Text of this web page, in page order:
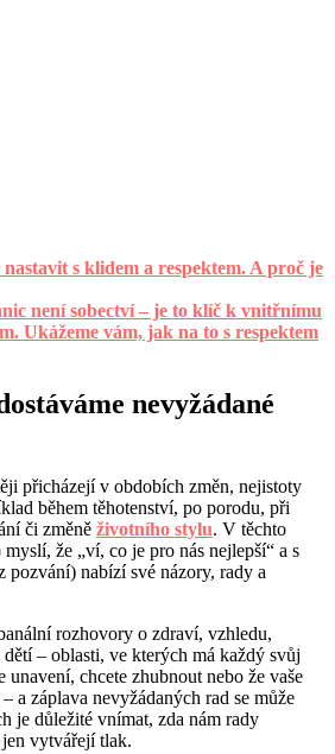
s klidem a respektem. A proč je
není sobectví – je to klíč k vnitřnímu
Ukážeme vám, jak na to s respektem
nevyžádané
přicházejí v obdobích změn, nejistoty
během těhotenství, po porodu, při
či změně životního stylu. V těchto
že „ví, co je pro nás nejlepší“ a s
pozvání) nabízí své názory, rady a
rozhovory o zdraví, vzhledu,
– oblasti, ve kterých má každý svůj
unavení, chcete zhubnout nebo že vaše
a záplava nevyžádaných rad se může
je důležité vnímat, zda nám rady
vytvářejí tlak.